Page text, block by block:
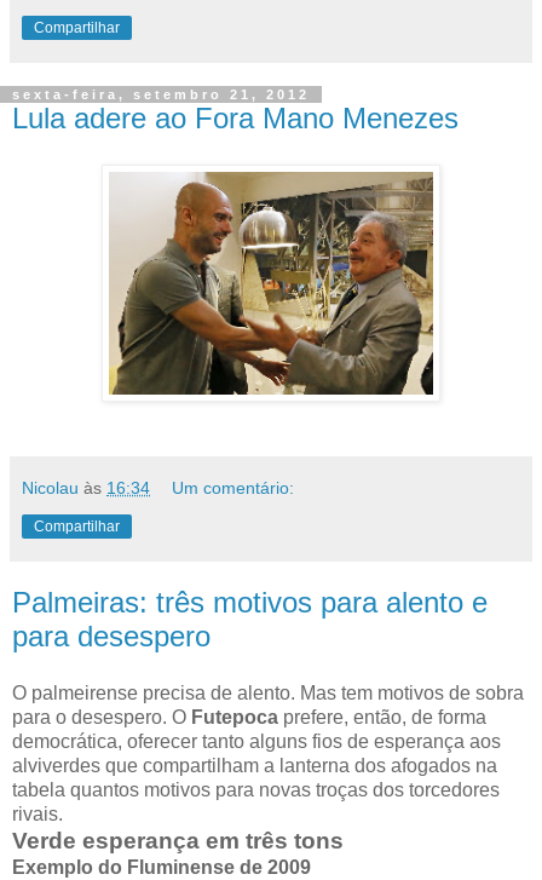
Compartilhar
sexta-feira, setembro 21, 2012
Lula adere ao Fora Mano Menezes
Nicolau às 16:34 Um comentário:
Compartilhar
Palmeiras: três motivos para alento e
para desespero
O palmeirense precisa de alento. Mas tem motivos de sobra
para o desespero. O Futepoca prefere, então, de forma
democrática, oferecer tanto alguns fios de esperança aos
alviverdes que compartilham a lanterna dos afogados na
tabela quantos motivos para novas troças dos torcedores
rivais.
Verde esperança em três tons
Exemplo do Fluminense de 2009